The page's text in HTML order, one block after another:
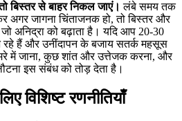
बिस्तर से बाहर निकल जाएं। लंबे समय तक
अगर जागना चिंताजनक हो, तो बिस्तर और
अनिद्रा को बढ़ाता है। यदि आप 20-30
हैं और उनींदापन के बजाय सतर्क महसूस
में जाना, कुछ शांत और उत्तेजक करना, और
इस संबंध को तोड़ देता है।
विशिष्ट रणनीतियाँ